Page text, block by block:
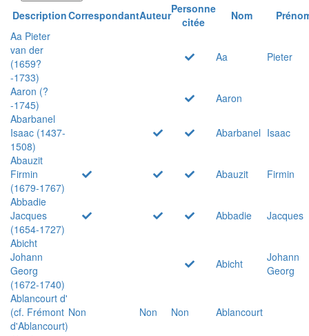
DescriptionCorrespondantAuteurPersonne
citée
Nom
Aa Pieter
van der
(1659?
-1733)
Aa Pieter
Aaron (?
-1745)
Aaron
Abarbanel
Isaac (1437-
1508)
Abarbanel Isaac
Abauzit
Firmin
(1679-1767)
Abauzit
Firmin
Abbadie
Jacques
(1654-1727)
Abbadie
Jacques
Abicht
Johann
Georg
(1672-1740)
Abicht
Johann
Georg
Ablancourt d'
(cf. Frémont
d'Ablancourt)
Non Non Non
Ablancourt